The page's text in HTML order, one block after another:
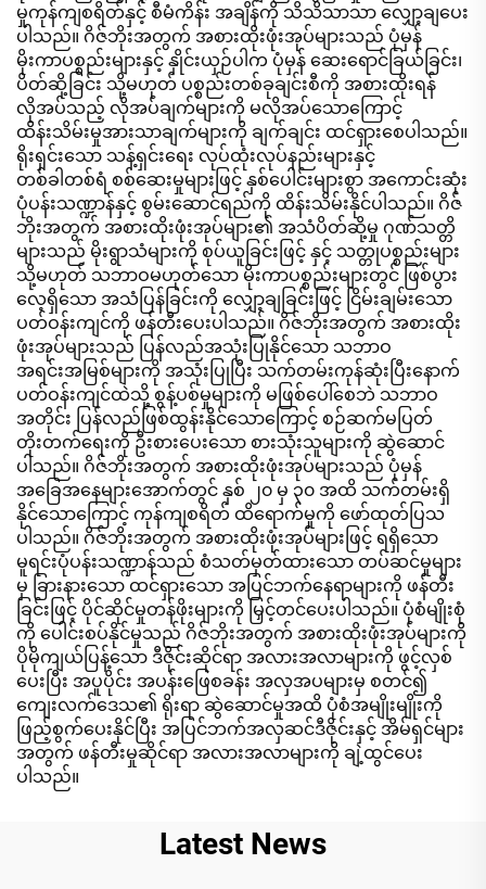
မှုကုန်ကျစရိတ်နှင့် စီမံကိန်း အချိန်ကို သိသိသာသာ လျှော့ချပေး
ပါသည်။ ဂိဇ်ဘိုးအတွက် အစားထိုးဖုံးအုပ်များသည် ပုံမှန်
မိုးကာပစ္စည်းများနှင့် နှိုင်းယှဉ်ပါက ပုံမှန် ဆေးရောင်ခြယ်ခြင်း၊
ပိတ်ဆို့ခြင်း သို့မဟုတ် ပစ္စည်းတစ်ခုချင်းစီကို အစားထိုးရန်
လိုအပ်သည့် လိုအပ်ချက်များကို မလိုအပ်သောကြောင့်
ထိန်းသိမ်းမှုအားသာချက်များကို ချက်ချင်း ထင်ရှားစေပါသည်။
ရိုးရှင်းသော သန့်ရှင်းရေး လုပ်ထုံးလုပ်နည်းများနှင့်
တစ်ခါတစ်ရံ စစ်ဆေးမှုများဖြင့် နှစ်ပေါင်းများစွာ အကောင်းဆုံး
ပုံပန်းသဏ္ဍာန်နှင့် စွမ်းဆောင်ရည်ကို ထိန်းသိမ်းနိုင်ပါသည်။ ဂိဇ်
ဘိုးအတွက် အစားထိုးဖုံးအုပ်များ၏ အသံပိတ်ဆို့မှု ဂုဏ်သတ္တိ
များသည် မိုးရွာသံများကို စုပ်ယူခြင်းဖြင့် နှင့် သတ္တုပစ္စည်းများ
သို့မဟုတ် သဘာဝမဟုတ်သော မိုးကာပစ္စည်းများတွင် ဖြစ်ပွား
လေ့ရှိသော အသံပြန်ခြင်းကို လျှော့ချခြင်းဖြင့် ငြိမ်းချမ်းသော
ပတ်ဝန်းကျင်ကို ဖန်တီးပေးပါသည်။ ဂိဇ်ဘိုးအတွက် အစားထိုး
ဖုံးအုပ်များသည် ပြန်လည်အသုံးပြုနိုင်သော သဘာဝ
အရင်းအမြစ်များကို အသုံးပြုပြီး သက်တမ်းကုန်ဆုံးပြီးနောက်
ပတ်ဝန်းကျင်ထဲသို့ စွန့်ပစ်မှုများကို မဖြစ်ပေါ်စေဘဲ သဘာဝ
အတိုင်း ပြန်လည်ဖြစ်ထွန်းနိုင်သောကြောင့် စဉ်ဆက်မပြတ်
တိုးတက်ရေးကို ဦးစားပေးသော စားသုံးသူများကို ဆွဲဆောင်
ပါသည်။ ဂိဇ်ဘိုးအတွက် အစားထိုးဖုံးအုပ်များသည် ပုံမှန်
အခြေအနေများအောက်တွင် နှစ် ၂၀ မှ ၃၀ အထိ သက်တမ်းရှိ
နိုင်သောကြောင့် ကုန်ကျစရိတ် ထိရောက်မှုကို ဖော်ထုတ်ပြသ
ပါသည်။ ဂိဇ်ဘိုးအတွက် အစားထိုးဖုံးအုပ်များဖြင့် ရရှိသော
မူရင်းပုံပန်းသဏ္ဍာန်သည် စံသတ်မှတ်ထားသော တပ်ဆင်မှုများ
မှ ခြားနားသော ထင်ရှားသော အပြင်ဘက်နေရာများကို ဖန်တီး
ခြင်းဖြင့် ပိုင်ဆိုင်မှုတန်ဖိုးများကို မြှင့်တင်ပေးပါသည်။ ပုံစံမျိုးစုံ
ကို ပေါင်းစပ်နိုင်မှုသည် ဂိဇ်ဘိုးအတွက် အစားထိုးဖုံးအုပ်များကို
ပိုမိုကျယ်ပြန့်သော ဒီဇိုင်းဆိုင်ရာ အလားအလာများကို ဖွင့်လှစ်
ပေးပြီး အပူပိုင်း အပန်းဖြေစခန်း အလှအပများမှ စတင်၍
ကျေးလက်ဒေသ၏ ရိုးရာ ဆွဲဆောင်မှုအထိ ပုံစံအမျိုးမျိုးကို
ဖြည့်စွက်ပေးနိုင်ပြီး အပြင်ဘက်အလှဆင်ဒီဇိုင်းနှင့် အိမ်ရှင်များ
အတွက် ဖန်တီးမှုဆိုင်ရာ အလားအလာများကို ချဲ့ထွင်ပေး
ပါသည်။
Latest News